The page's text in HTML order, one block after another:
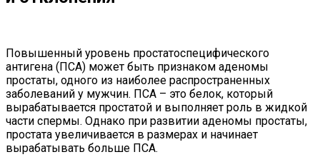
Повышенный уровень простатоспецифического
антигена (ПСА) может быть признаком аденомы
простаты, одного из наиболее распространенных
заболеваний у мужчин. ПСА – это белок, который
вырабатывается простатой и выполняет роль в жидкой
части спермы. Однако при развитии аденомы простаты,
простата увеличивается в размерах и начинает
вырабатывать больше ПСА.